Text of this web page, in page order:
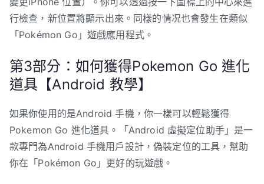
行檢查，新位置將顯示出來。同樣的情况也會發生在類似
「Pokémon Go」遊戲應用程式。
第3部分：如何獲得Pokemon Go 進化
道具【Android 教學】
如果你使用的是Android 手機，你一樣可以輕鬆獲得
Pokemon Go 進化道具。「Android 虛擬定位助手」是一
款專門為Android 手機用戶設計，偽裝定位的工具，幫助
你在「Pokémon Go」更好的玩遊戲。